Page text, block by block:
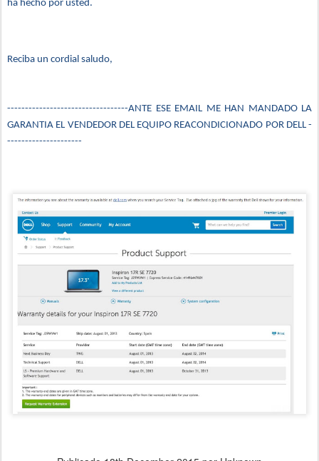
ha hecho por usted.
Reciba un cordial saludo,
----------------------------------ANTE ESE EMAIL ME HAN MANDADO LA
GARANTIA EL VENDEDOR DEL EQUIPO REACONDICIONADO POR DELL -
---------------------